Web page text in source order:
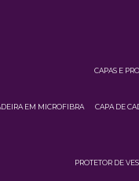
CAPAS E
EM MICROFIBRA CAPA DE
PROTETOR DE